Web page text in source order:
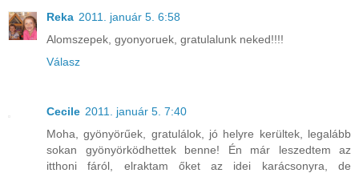
Reka 2011. január 5. 6:58
Alomszepek, gyonyoruek, gratulalunk neked!!!!
Válasz
Cecile 2011. január 5. 7:40
Moha, gyönyörűek, gratulálok, jó helyre kerültek, legalább
sokan gyönyörködhettek benne! Én már leszedtem az
itthoni fáról, elraktam őket az idei karácsonyra, de